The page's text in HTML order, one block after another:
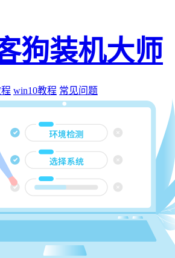
狗装机大师
win10教程 常见问题